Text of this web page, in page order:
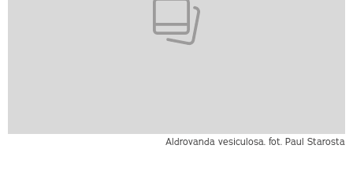
Aldrovanda vesiculosa. fot. Paul Starosta